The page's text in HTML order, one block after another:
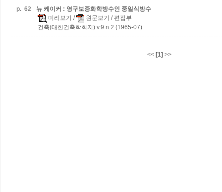
p. 62
뉴 케이커 : 영구보증화학방수인 중일식방수
미리보기 / 원문보기 / 편집부
건축(대한건축학회지):v.9 n.2 (1965-07)
<< [1] >>